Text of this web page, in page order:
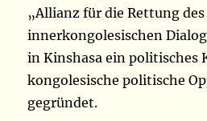
„Allianz für die Rettung des
innerkongolesischen
in Kinshasa ein politisches
kongolesische politische
gegründet.